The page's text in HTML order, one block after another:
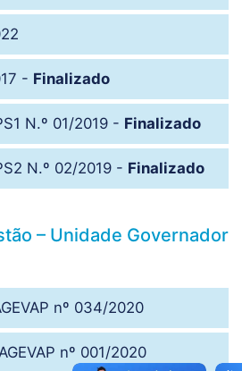
- Finalizado
N.º 01/2019 - Finalizado
N.º 02/2019 - Finalizado
– Unidade Governador
nº 034/2020
nº 001/2020